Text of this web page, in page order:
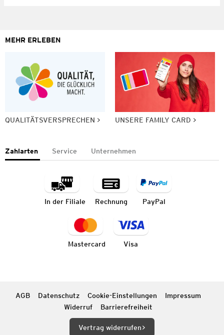
MEHR ERLEBEN
QUALITÄTSVERSPRECHEN UNSERE FAMILY CARD
Zahlarten Service Unternehmen
In der Filiale Rechnung PayPal
Mastercard Visa
AGB Datenschutz Cookie-Einstellungen
Impressum
Widerruf
Barrierefreiheit
Vertrag widerrufen